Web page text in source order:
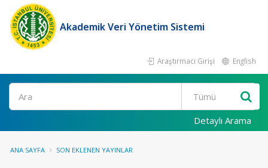
Akademik Veri Yönetim Sistemi
Araştırmacı Girişi English
Ara
Detaylı Arama
ANA SAYFA SON EKLENEN YAYINLAR